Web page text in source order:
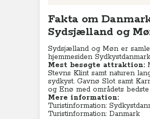
Fakta om
Sydsjælland og
Sydsjælland og Møn er
hjemmesiden
Mest besøgte attraktion:
Stevns Klint samt naturen
sydkyst. Gavnø Slot samt
og Enø med områdets
Mere information:
Turistinformation:
Turistinformation: Danmark